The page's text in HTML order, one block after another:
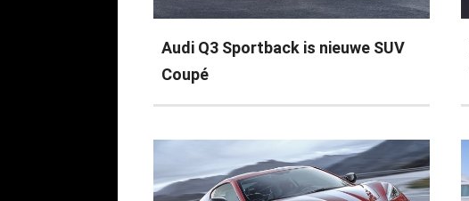
Audi Q3 Sportback is nieuwe SUV
Coupé